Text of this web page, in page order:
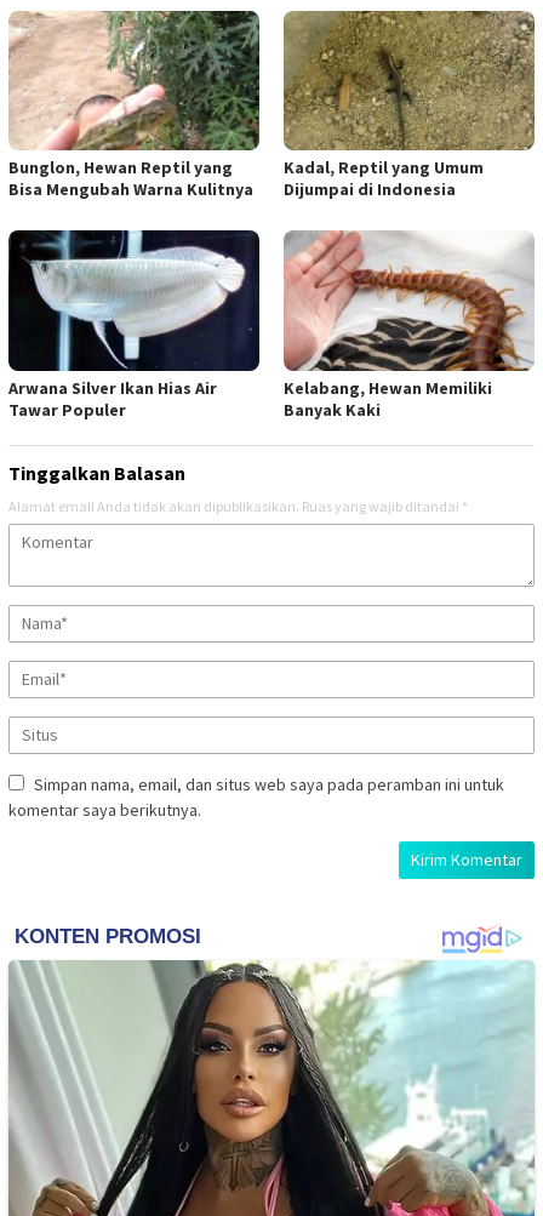
Bunglon, Hewan Reptil yang
Bisa Mengubah Warna Kulitnya
Kadal, Reptil yang Umum
Dijumpai di Indonesia
Arwana Silver Ikan Hias Air
Tawar Populer
Kelabang, Hewan Memiliki
Banyak Kaki
Tinggalkan Balasan
Alamat email Anda tidak akan dipublikasikan. Ruas yang wajib ditandai *
Simpan nama, email, dan situs web saya pada peramban ini untuk
komentar saya berikutnya.